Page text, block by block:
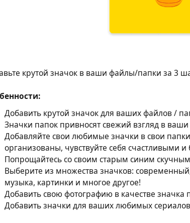
крутой значок в ваши файлы/папки за 3
Добавить крутой значок для ваших файлов /
Значки папок привносят свежий взгляд в
Добавляйте свои любимые значки в свои
организованы, чувствуйте себя счастливыми
Попрощайтесь со своим старым синим
Выберите из множества значков:
музыка, картинки и многое другое!
Добавить свою фотографию в качестве значка
Добавить значки для ваших любимых